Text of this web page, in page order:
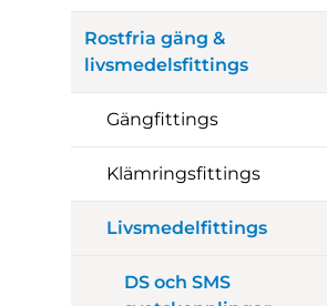
Rostfria gäng &
livsmedelsfittings
Gängfittings
Klämringsfittings
Livsmedelfittings
DS och SMS